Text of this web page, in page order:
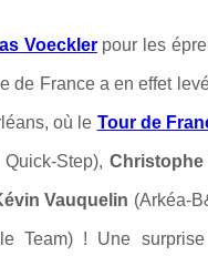
Voecklerpour les
de France a en effet
où le Tour de
Step),
Vauquelin (Arkéa-
Team) ! Une